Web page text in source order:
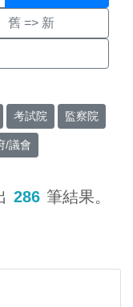
舊 => 新
考試院 監察院
/議會
286 筆結果。